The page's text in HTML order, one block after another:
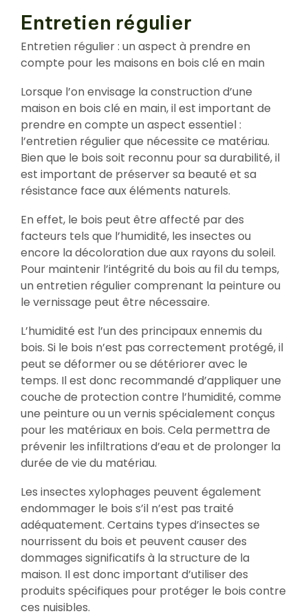
Entretien régulier
Entretien régulier : un aspect à prendre en
compte pour les maisons en bois clé en main
Lorsque l’on envisage la construction d’une
maison en bois clé en main, il est important de
prendre en compte un aspect essentiel :
l’entretien régulier que nécessite ce matériau.
Bien que le bois soit reconnu pour sa durabilité, il
est important de préserver sa beauté et sa
résistance face aux éléments naturels.
En effet, le bois peut être affecté par des
facteurs tels que l’humidité, les insectes ou
encore la décoloration due aux rayons du soleil.
Pour maintenir l’intégrité du bois au fil du temps,
un entretien régulier comprenant la peinture ou
le vernissage peut être nécessaire.
L’humidité est l’un des principaux ennemis du
bois. Si le bois n’est pas correctement protégé, il
peut se déformer ou se détériorer avec le
temps. Il est donc recommandé d’appliquer une
couche de protection contre l’humidité, comme
une peinture ou un vernis spécialement conçus
pour les matériaux en bois. Cela permettra de
prévenir les infiltrations d’eau et de prolonger la
durée de vie du matériau.
Les insectes xylophages peuvent également
endommager le bois s’il n’est pas traité
adéquatement. Certains types d’insectes se
nourrissent du bois et peuvent causer des
dommages significatifs à la structure de la
maison. Il est donc important d’utiliser des
produits spécifiques pour protéger le bois contre
ces nuisibles.